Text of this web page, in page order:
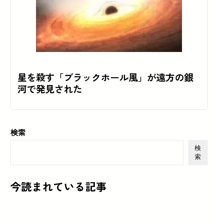
星を殺す「ブラックホール風」が遠方の銀
河で発見された
検索
検
索
今読まれている記事